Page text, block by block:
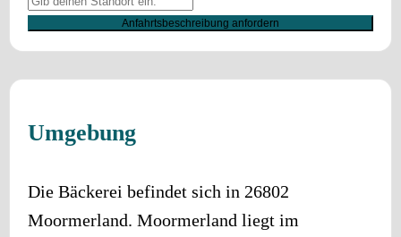
Anfahrtsbeschreibung anfordern
Umgebung
Die Bäckerei befindet sich in 26802
Moormerland. Moormerland liegt im